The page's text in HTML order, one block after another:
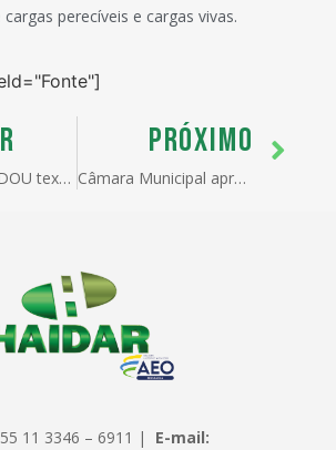
perecíveis e cargas vivas.
Publicado no DOU texto da indenização de fronteiras
PRÓXIMO
Câmara Municipal aprova alta do ISS portuário A partir de abril do próximo ano,
55 11 3346 – 6911 | E-mail: